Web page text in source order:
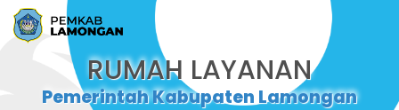
RUMAH LAYANAN
Pemerintah Kabupaten Lamongan